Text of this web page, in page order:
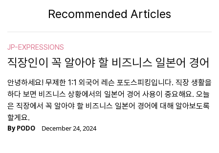
Recommended Articles
JP-EXPRESSIONS
직장인이 꼭 알아야 할 비즈니스 일본어 경어
안녕하세요! 무제한 1:1 외국어 레슨 포도스피킹입니다. 직장 생활을
하다 보면 비즈니스 상황에서의 일본어 경어 사용이 중요해요. 오늘
은 직장에서 꼭 알아야 할 비즈니스 일본어 경어에 대해 알아보도록
할게요.
ByPODO December 24, 2024